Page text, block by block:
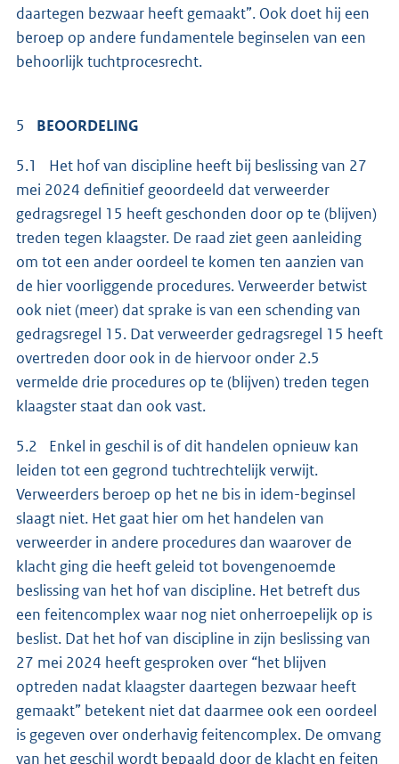
daartegen bezwaar heeft gemaakt”. Ook doet hij een
beroep op andere fundamentele beginselen van een
behoorlijk tuchtprocesrecht.
5 BEOORDELING
5.1 Het hof van discipline heeft bij beslissing van 27
mei 2024 definitief geoordeeld dat verweerder
gedragsregel 15 heeft geschonden door op te (blijven)
treden tegen klaagster. De raad ziet geen aanleiding
om tot een ander oordeel te komen ten aanzien van
de hier voorliggende procedures. Verweerder betwist
ook niet (meer) dat sprake is van een schending van
gedragsregel 15. Dat verweerder gedragsregel 15 heeft
overtreden door ook in de hiervoor onder 2.5
vermelde drie procedures op te (blijven) treden tegen
klaagster staat dan ook vast.
5.2 Enkel in geschil is of dit handelen opnieuw kan
leiden tot een gegrond tuchtrechtelijk verwijt.
Verweerders beroep op het ne bis in idem-beginsel
slaagt niet. Het gaat hier om het handelen van
verweerder in andere procedures dan waarover de
klacht ging die heeft geleid tot bovengenoemde
beslissing van het hof van discipline. Het betreft dus
een feitencomplex waar nog niet onherroepelijk op is
beslist. Dat het hof van discipline in zijn beslissing van
27 mei 2024 heeft gesproken over “het blijven
optreden nadat klaagster daartegen bezwaar heeft
gemaakt” betekent niet dat daarmee ook een oordeel
is gegeven over onderhavig feitencomplex. De omvang
van het geschil wordt bepaald door de klacht en feiten